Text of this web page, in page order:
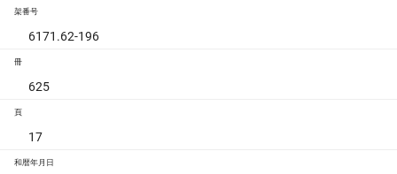
架番号
6171.62-196
冊
625
頁
17
和暦年月日